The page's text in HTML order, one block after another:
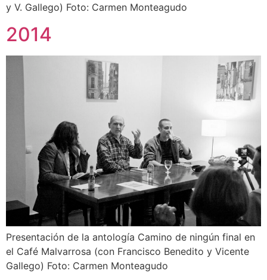
y V. Gallego) Foto: Carmen Monteagudo
2014
Presentación de la antología Camino de ningún final en
el Café Malvarrosa (con Francisco Benedito y Vicente
Gallego) Foto: Carmen Monteagudo